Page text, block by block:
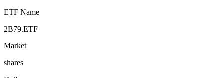
ETF Name
2B79.ETF
Market
shares